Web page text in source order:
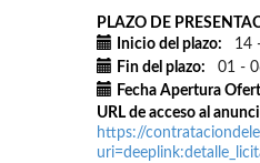
PLAZO DE
Inicio del plazo
14
Fin del plazo
01 -
Fecha Apertura
URL de acceso al
https://